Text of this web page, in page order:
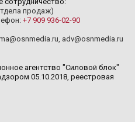
продаж)
+7 909 936-02-90
adv@osnmedia.ru
агентство "Силовой блок"
05.10.2018, реестровая